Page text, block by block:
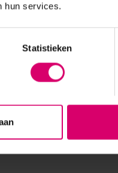
hun services.
Statistieken